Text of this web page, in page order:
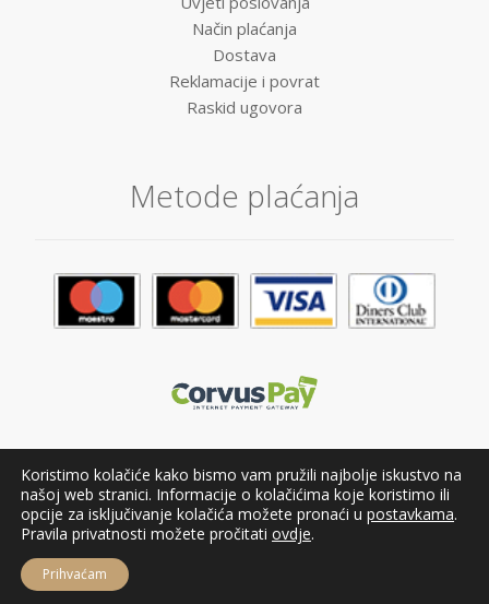
Način plaćanja
Dostava
Reklamacije i povrat
Raskid ugovora
Metode plaćanja
Copyright © 2014 – 2022 | Heka Natura d.o.o. – materijal nije
Izrada web shopa:
Koristimo kolačiće kako bismo vam pružili najbolje iskustvo na
našoj web stranici. Informacije o kolačićima koje koristimo ili
opcije za isključivanje kolačića možete pronaći u postavkama.
Pravila privatnosti možete pročitati ovdje.
Prihvaćam